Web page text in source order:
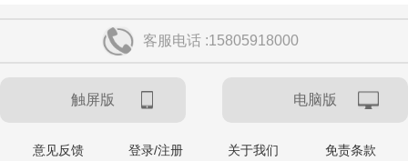
客服电话 :15805918000
触屏版 电脑版
意见反馈 登录/注册 关于我们 免责条款